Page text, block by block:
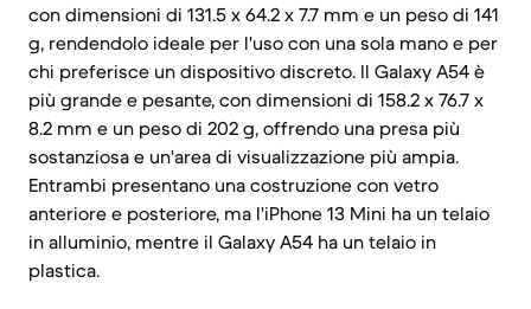
con dimensioni di 131.5 x 64.2 x 7.7 mm e un peso di 141
g, rendendolo ideale per l'uso con una sola mano e per
chi preferisce un dispositivo discreto. Il Galaxy A54 è
più grande e pesante, con dimensioni di 158.2 x 76.7 x
8.2 mm e un peso di 202 g, offrendo una presa più
sostanziosa e un'area di visualizzazione più ampia.
Entrambi presentano una costruzione con vetro
anteriore e posteriore, ma l'iPhone 13 Mini ha un telaio
in alluminio, mentre il Galaxy A54 ha un telaio in
plastica.